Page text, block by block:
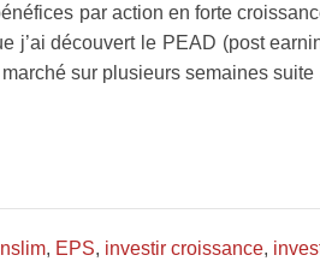
par action en forte
j’ai découvert le PEAD (post
sur plusieurs semaines
, EPS, investir croissance,